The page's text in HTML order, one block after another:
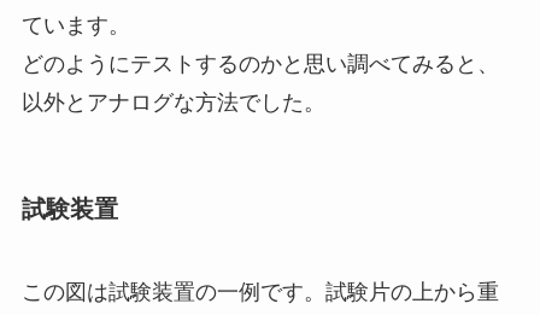
ています。
どのようにテストするのかと思い調べてみると、
以外とアナログな方法でした。
試験装置
この図は試験装置の一例です。試験片の上から重